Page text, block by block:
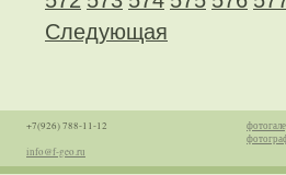
Следующая
+7(926) 788-11-12
info@f-geo.ru